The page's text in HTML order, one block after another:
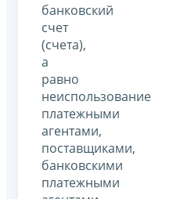
банковский
счет
(счета),
а
равно
неиспользование
платежными
агентами,
поставщиками,
банковскими
платежными